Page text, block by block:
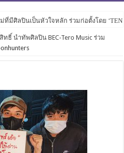
ที่มีศิลปินเป็นหัวใจหลัก ร่วมก่อตั้งโดย
ทธิ์ นำทัพศิลปิน BEC-Tero Music ร่วม